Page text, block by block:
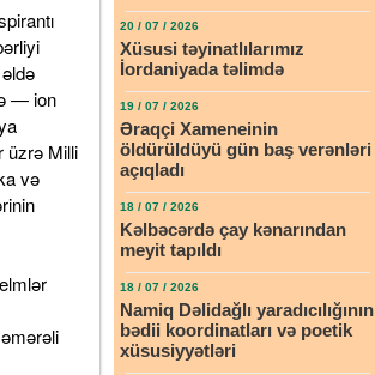
— ion
üzrə Milli
və
20 / 07 / 2026
Xüsusi təyinatlılarımız
İordaniyada təlimdə
19 / 07 / 2026
Əraqçi Xameneinin
öldürüldüyü gün baş verənləri
açıqladı
18 / 07 / 2026
Kəlbəcərdə çay kənarından
meyit tapıldı
18 / 07 / 2026
Namiq Dəlidağlı yaradıcılığının
bədii koordinatları və poetik
xüsusiyyətləri